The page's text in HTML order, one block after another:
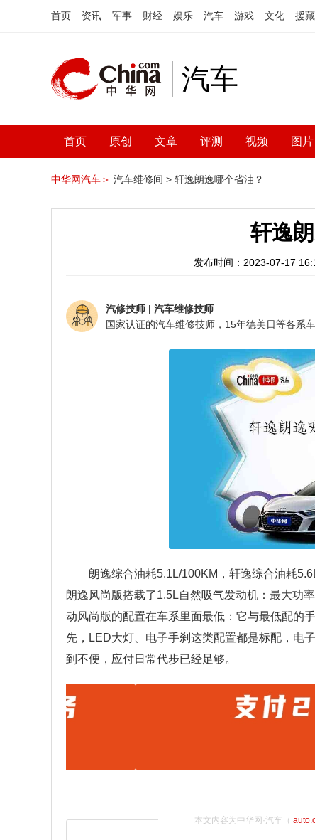
首页 资讯 军事 财经 娱乐 汽车 游戏 文化 援藏
汽车
首页 原创 文章 评测 视频 图片
中华网汽车＞ 汽车维修间 > 轩逸朗逸哪个省油？
轩逸
发布时间：2023-07-17
汽修技师 | 汽车维修技师
朗逸综合油耗5.1L/100KM，轩逸综合油耗
朗逸风尚版搭载了1.5L自然吸气发动机：最大功
动风尚版的配置在车系里面最低：它与最低配的
先，LED大灯、电子手刹这类配置都是标配，电
到不便，应付日常代步已经足够。
本文内容为中华网·汽车（